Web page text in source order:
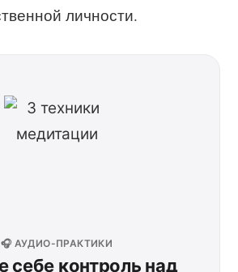
личности.
🎧 АУДИО-ПРАКТИКИ
себе контроль над